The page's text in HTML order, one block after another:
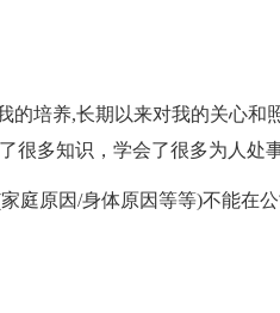
培养,长期以来对我的关心和
很多知识，学会了很多为人处
原因/身体原因等等)不能在公